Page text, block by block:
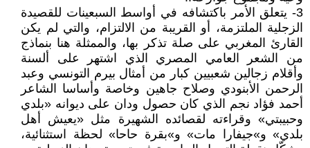
3- يتعلق الأمر باكتشافه في أواسط السبعينات للقصيدة
الزجلية الملتزمة، أو القريبة من الالتزام، والتي لم يكن
القارئ المغربي على صلة تذكر بها، والممثلة هنا بنماذج
من الشعر العامي المصري الذي اشتهر على ألسنة
وأقلام زجالين شعبيين كبار من أمثال بيرم التونسي وعبد
الرحمن الأبنودي وصلاح جاهين وخاصة وأساسا الشاعر
أحمد فؤاد نجم الذي كان حصول ودان على ديوانه «بلدي
وحبيبتي» وقراءته لقصائده الشهيرة مثل «يعيش أهل
بلدي» و»جيفارا مات» و»بقرة حاحا» لحظة استثنائية،